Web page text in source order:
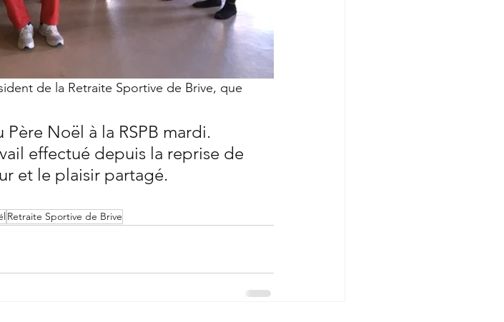
de la Retraite Sportive de Brive, que
Noël à la RSPB mardi.
effectué depuis la reprise de
et le plaisir partagé.
Retraite Sportive de Brive